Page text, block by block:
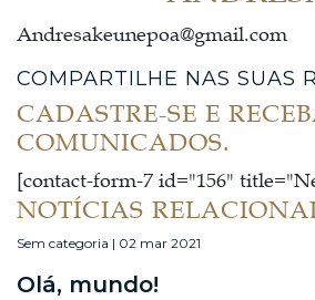
Andresakeunepoa@gmail.com
COMPARTILHE NAS SUAS
CADASTRE-SE E
COMUNICADOS.
[contact-form-7 id="156"
NOTÍCIAS
Sem categoria | 02 mar 2021
Olá, mundo!